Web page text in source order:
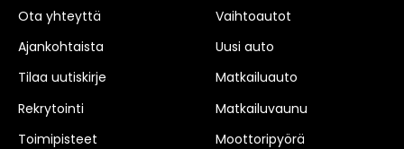
Ota yhteyttä
Ajankohtaista
Tilaa uutiskirje
Rekrytointi
Toimipisteet
Vaihtoautot
Uusi auto
Matkailuauto
Matkailuvaunu
Moottoripyörä